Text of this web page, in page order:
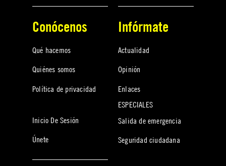
Conócenos
Qué hacemos
Quiénes somos
Política de privacidad
Inicio De Sesión
Únete
Infórmate
Actualidad
Opinión
Enlaces
ESPECIALES
Salida de emergencia
Seguridad ciudadana